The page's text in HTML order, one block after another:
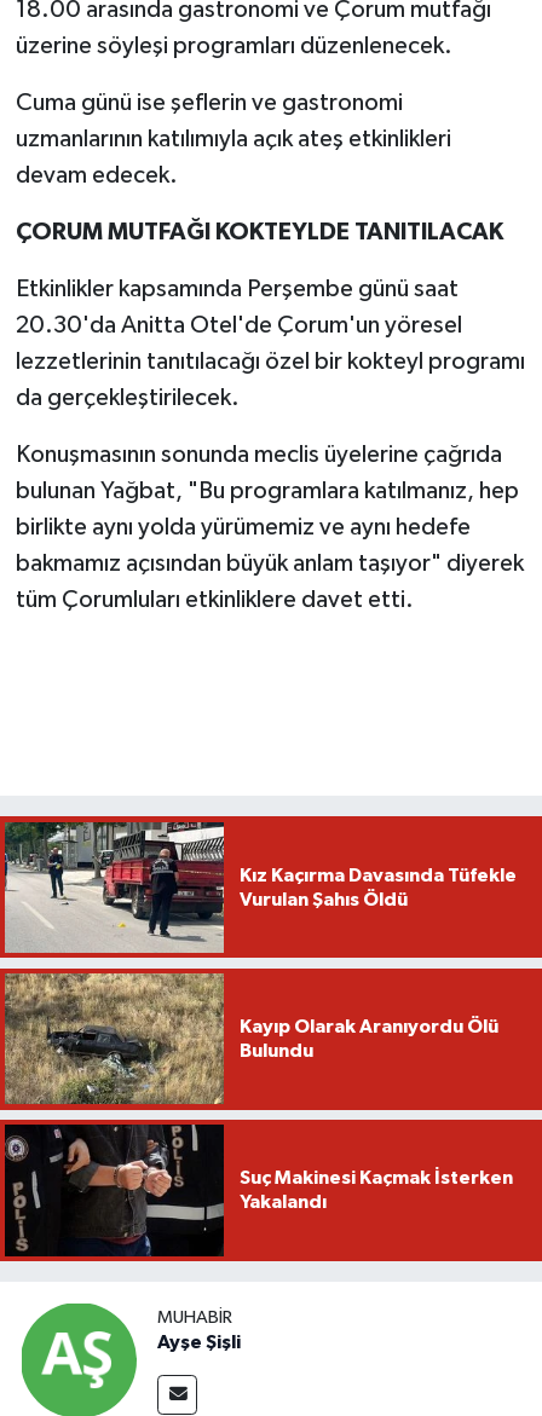
18.00 arasında gastronomi ve Çorum mutfağı
üzerine söyleşi programları düzenlenecek.
Cuma günü ise şeflerin ve gastronomi
uzmanlarının katılımıyla açık ateş etkinlikleri
devam edecek.
ÇORUM MUTFAĞI KOKTEYLDE TANITILACAK
Etkinlikler kapsamında Perşembe günü saat
20.30'da Anitta Otel'de Çorum'un yöresel
lezzetlerinin tanıtılacağı özel bir kokteyl programı
da gerçekleştirilecek.
Konuşmasının sonunda meclis üyelerine çağrıda
bulunan Yağbat, "Bu programlara katılmanız, hep
birlikte aynı yolda yürümemiz ve aynı hedefe
bakmamız açısından büyük anlam taşıyor" diyerek
tüm Çorumluları etkinliklere davet etti.
Kız Kaçırma Davasında Tüfekle
Vurulan Şahıs Öldü
Kayıp Olarak Aranıyordu Ölü
Bulundu
Suç Makinesi Kaçmak İsterken
Yakalandı
MUHABIR
Ayşe Şişli